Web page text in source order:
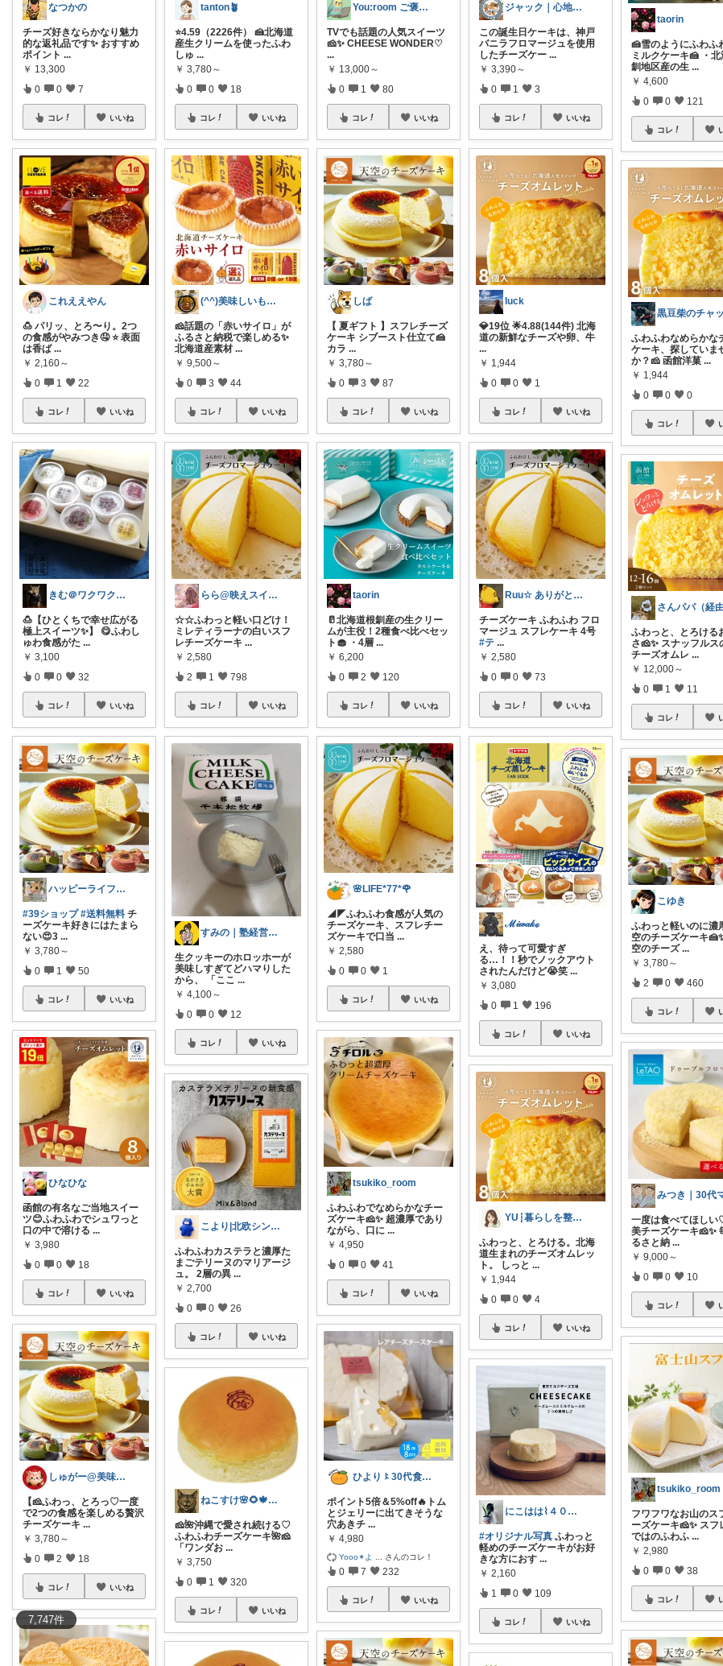
7,747件
なつかの
チーズ好きならかなり魅力
的な返礼品です✨ おすすめ
ポイント ...
￥ 13,300
0 0 7
コレ いいね
これええやん
🍮 パリッ、とろ〜り。2つ
の食感がやみつき🤤 ⭐ 表面
は香ば ...
￥ 2,160～
0 1 22
コレ いいね
​きむ＠ワクワク見つける何でも屋🤩🍀
🍮【ひとくちで幸せ広がる
極上スイーツ✨】 😋ふわし
ゅわ食感がた ...
￥ 3,100
0 0 32
コレ いいね
ハッピーライフ⭐️ぷるる
#39ショップ #送料無料 チ
ーズケーキ好きにはたまら
ない😍3 ...
￥ 3,780～
0 1 50
コレ いいね
ひなひな
函館の有名なご当地スイー
ツ😊ふわふわでシュワっと
口の中で溶ける ...
￥ 3,980
0 0 18
コレ いいね
しゅがー@美味しいスイーツや雑貨紹介
【🧀ふわっ、とろっ♡一度
で2つの食感を楽しめる贅沢
チーズケーキ ...
￥ 3,780～
0 2 18
コレ いいね
tanton🪴
⭐4.59（2226件） 🍰北海道
産生クリームを使ったふわ
しゅ ...
￥ 3,780～
0 0 18
コレ いいね
(^^)美味しいもの好き😁
🧀話題の「赤いサイロ」が
ふるさと納税で楽しめる✨
北海道産素材 ...
￥ 9,500～
0 3 44
コレ いいね
らら@映えスイーツとQOLアップ
☆☆ふわっと軽い口どけ！
ミレティラーナの白いスフ
レチーズケーキ ...
￥ 2,580
2 1 798
コレ いいね
すみの｜塾経営してる30代ママ
生クッキーのホロッホーが
美味しすぎてどハマりした
から、 「ここ ...
￥ 4,100～
0 0 12
コレ いいね
こより|北欧シンプル淡色大好き保育士
ふわふわカステラと濃厚た
まごテリーヌのマリアージ
ュ。 2層の異 ...
￥ 2,700
0 0 26
コレ いいね
ねこすけ🌸🌻🍁❄️経由購入感謝✨
🧀🌺沖縄で愛され続ける♡
ふわふわチーズケーキ🌺🧀
「ワンダお ...
￥ 3,750
0 1 320
コレ いいね
You:room ご褒美スイーツ🧁
TVでも話題の人気スイーツ
🧀✨ CHEESE WONDER♡
...
￥ 13,000～
0 1 80
コレ いいね
しば
【 夏ギフト 】スフレチーズ
ケーキ シブースト仕立て🍰
カラ ...
￥ 3,780～
0 3 87
コレ いいね
taorin
🥛北海道根釧産の生クリー
ムが主役！2種食べ比べセッ
ト🧁 ・4層 ...
￥ 6,200
0 2 120
コレ いいね
🌸LIFE*77*🌹
◢◤ふわふわ食感が人気の
チーズケーキ、スフレチー
ズケーキで口当 ...
￥ 2,580
0 0 1
コレ いいね
tsukiko_room
ふわふわでなめらかなチー
ズケーキ🧀✨ 超濃厚であり
ながら、口に ...
￥ 4,950
0 0 41
コレ いいね
ひより〻30代食いしん坊夫婦
ポイント5倍＆5%off🔥トム
とジェリーに出てきそうな
穴あきチ ...
￥ 4,980
Yooo✴︎よ さんのコレ！
0 7 232
コレ いいね
ジャック｜心地いい暮らしの雑貨
この誕生日ケーキは、神戸
バニラフロマージュを使用
したチーズケー ...
￥ 3,390～
0 1 3
コレ いいね
luck
💎19位 🌟4.88(144件) 北海
道の新鮮なチーズや卵、牛
...
￥ 1,944
0 0 1
コレ いいね
Ruu☆ ありがとうございます(^-^)
チーズケーキ ふわふわ フロ
マージュ スフレケーキ 4号
#テ ...
￥ 2,580
0 0 73
コレ いいね
ℳ𝒾𝓌𝒶𝓀ℴ
え、待って可愛すぎ
る…！！秒でノックアウト
されたんだけど😭笑...
￥ 3,080
0 1 196
コレ いいね
YU┆暮らしを整えるもの
ふわっと、とろける。北海
道生まれのチーズオムレッ
ト。 しっと ...
￥ 1,944
0 0 4
コレ いいね
にこはは⌇４０代心地いい暮らし
#オリジナル写真 ふわっと
軽めのチーズケーキがお好
きな方におす ...
￥ 2,160
1 0 109
コレ いいね
taorin
🍰雪のようにふわふ
ミルクケーキ🍰 ・
釧地区産の生 ...
￥ 4,600
0 0 121
コレ
黒豆柴のチャ
ふわふわなめらかな
ケーキ、探していま
か？🧀 函館洋菓 ...
￥ 1,944
0 0 0
コレ
ふわっと、とろける
さ🧀✨ スナッフルス
チーズオムレ ...
￥ 12,000～
0 1 11
コレ
こゆき
ふわっと軽いのに濃
空のチーズケーキ
空のチーズ ...
￥ 3,780～
2 0 460
コレ
みつき｜30代
一度は食べてほし
美チーズケーキ🧀✨
るさと納 ...
￥ 9,000～
0 0 10
コレ
tsukiko_room
フワフワなお山のス
ーズケーキ🧀✨ スフ
ではのふわふ ...
￥ 2,980
0 0 38
コレ